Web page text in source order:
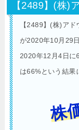
【2489】(株)
【2489】(株)ア
が2020年10月29
2020年12月4日に
は66%という結果
株